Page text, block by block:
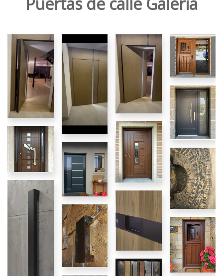
Apertura
motorizada
Tirador
embutido
Iluminación
led
Doble
hoja
Cristal fijo
Estilo
Clásica
Puertas
de calle
Tiradores
exclusivos
Tiradores
Tiradores
embutidos
Tiradores
exclusivos
Puertas
de calle
Colección